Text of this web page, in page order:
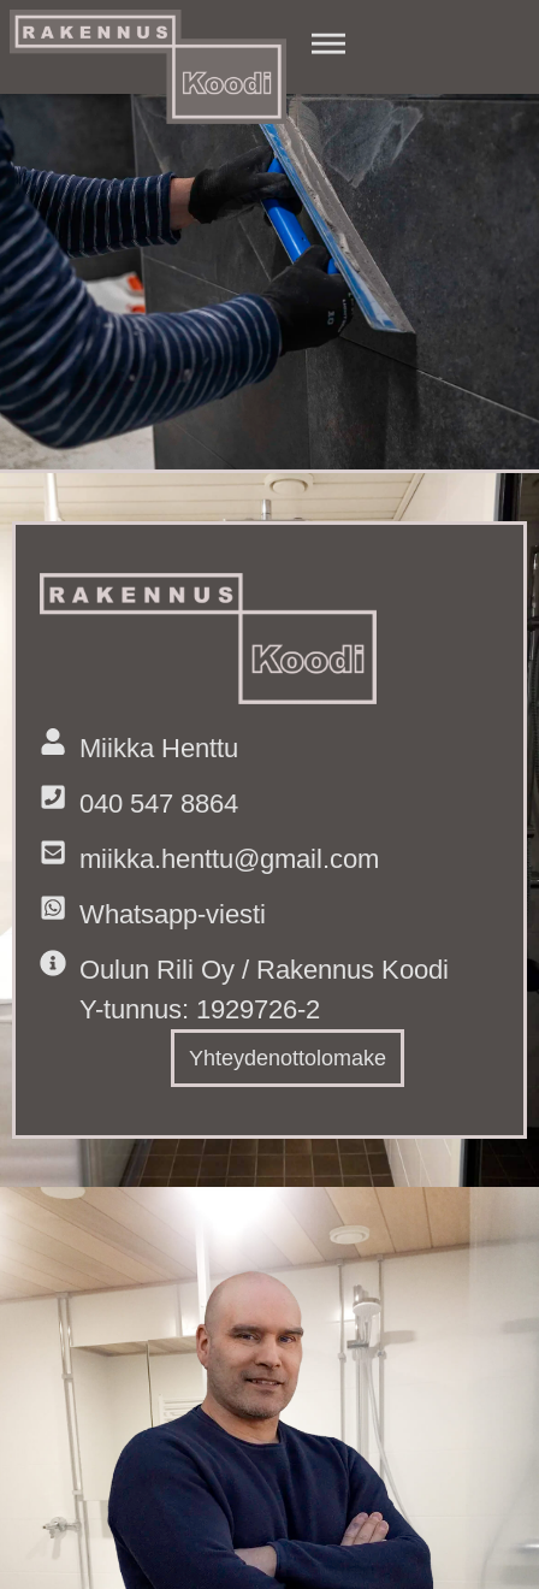
Yhteystiedot
Miikka Henttu
040 547 8864
miikka.henttu@gmail.com
Whatsapp-viesti
Oulun Rili Oy / Rakennus Koodi
Y-tunnus: 1929726-2
Yhteydenottolomake